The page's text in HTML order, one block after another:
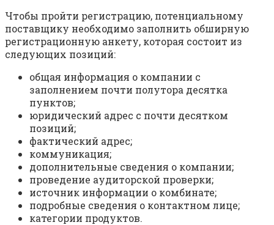
Чтобы пройти регистрацию, потенциальному
поставщику необходимо заполнить обширную
регистрационную анкету, которая состоит из
следующих позиций:
общая информация о компании с
заполнением почти полутора десятка
пунктов;
юридический адрес с почти десятком
позиций;
фактический адрес;
коммуникация;
дополнительные сведения о компании;
проведение аудиторской проверки;
источник информации о комбинате;
подробные сведения о контактном лице;
категории продуктов.